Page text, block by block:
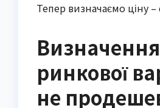
Тепер визначаємо ціну
Визначення
ринкової
не